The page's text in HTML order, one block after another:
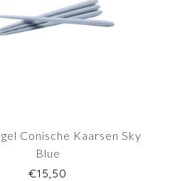
Conische Kaarsen Sky
Blue
€15,50